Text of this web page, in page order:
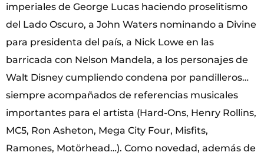
imperiales de George Lucas haciendo proselitismo
del Lado Oscuro, a John Waters nominando a Divine
para presidenta del país, a Nick Lowe en las
barricada con Nelson Mandela, a los personajes de
Walt Disney cumpliendo condena por pandilleros…
siempre acompañados de referencias musicales
importantes para el artista (Hard-Ons, Henry Rollins,
MC5, Ron Asheton, Mega City Four, Misfits,
Ramones, Motörhead…). Como novedad, además de